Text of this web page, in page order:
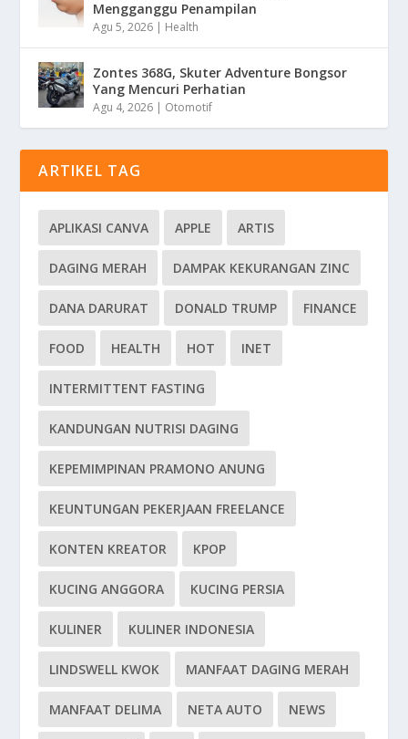
Mengganggu Penampilan
Agu 5, 2026 | Health
Zontes 368G, Skuter Adventure Bongsor
Yang Mencuri Perhatian
Agu 4, 2026 | Otomotif
ARTIKEL TAG
APLIKASI CANVA APPLE ARTIS
DAGING MERAH DAMPAK KEKURANGAN ZINC
DANA DARURAT DONALD TRUMP FINANCE
FOOD HEALTH HOT INET
INTERMITTENT FASTING
KANDUNGAN NUTRISI DAGING
KEPEMIMPINAN PRAMONO ANUNG
KEUNTUNGAN PEKERJAAN FREELANCE
KONTEN KREATOR KPOP
KUCING ANGGORA KUCING PERSIA
KULINER KULINER INDONESIA
LINDSWELL KWOK MANFAAT DAGING MERAH
MANFAAT DELIMA NETA AUTO NEWS